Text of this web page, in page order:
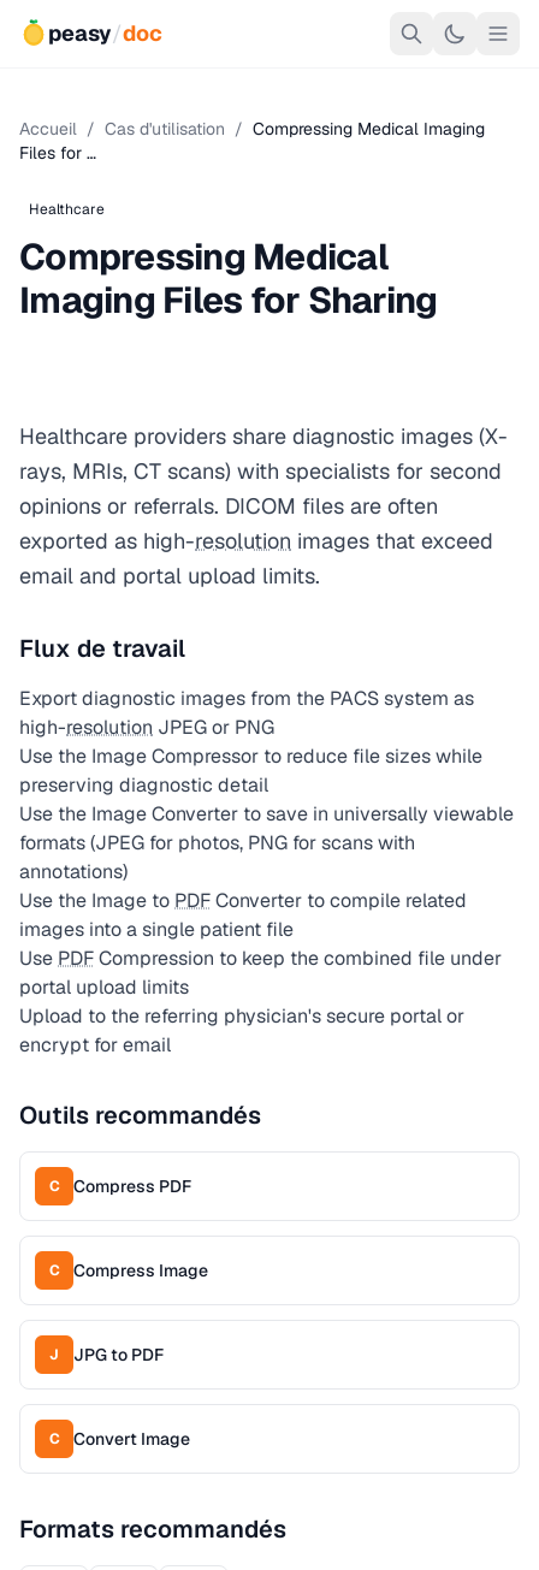
peasy/doc
Accueil / Cas d'utilisation / Compressing Medical Imaging
Files for …
Healthcare
Compressing Medical
Imaging Files for Sharing
Healthcare providers share diagnostic images (X-
rays, MRIs, CT scans) with specialists for second
opinions or referrals. DICOM files are often
exported as high-resolution images that exceed
email and portal upload limits.
Flux de travail
Export diagnostic images from the PACS system as
high-resolution JPEG or PNG
Use the Image Compressor to reduce file sizes while
preserving diagnostic detail
Use the Image Converter to save in universally viewable
formats (JPEG for photos, PNG for scans with
annotations)
Use the Image to PDFConverter to compile related
images into a single patient file
Use PDFCompression to keep the combined file under
portal upload limits
Upload to the referring physician's secure portal or
encrypt for email
Outils recommandés
C Compress PDF
C Compress Image
J JPG to PDF
C Convert Image
Formats recommandés